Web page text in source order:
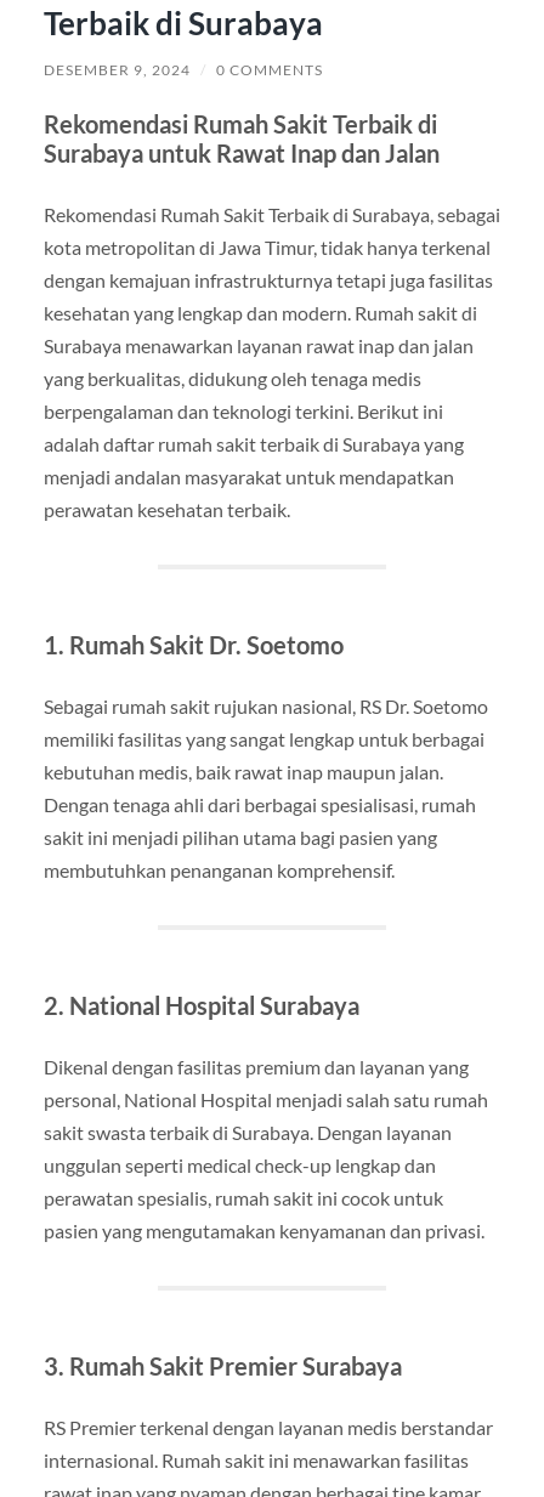
Terbaik di Surabaya
DESEMBER 9, 2024 / 0 COMMENTS
Rekomendasi Rumah Sakit Terbaik di
Surabaya untuk Rawat Inap dan Jalan
Rekomendasi Rumah Sakit Terbaik di Surabaya, sebagai
kota metropolitan di Jawa Timur, tidak hanya terkenal
dengan kemajuan infrastrukturnya tetapi juga fasilitas
kesehatan yang lengkap dan modern. Rumah sakit di
Surabaya menawarkan layanan rawat inap dan jalan
yang berkualitas, didukung oleh tenaga medis
berpengalaman dan teknologi terkini. Berikut ini
adalah daftar rumah sakit terbaik di Surabaya yang
menjadi andalan masyarakat untuk mendapatkan
perawatan kesehatan terbaik.
1. Rumah Sakit Dr. Soetomo
Sebagai rumah sakit rujukan nasional, RS Dr. Soetomo
memiliki fasilitas yang sangat lengkap untuk berbagai
kebutuhan medis, baik rawat inap maupun jalan.
Dengan tenaga ahli dari berbagai spesialisasi, rumah
sakit ini menjadi pilihan utama bagi pasien yang
membutuhkan penanganan komprehensif.
2. National Hospital Surabaya
Dikenal dengan fasilitas premium dan layanan yang
personal, National Hospital menjadi salah satu rumah
sakit swasta terbaik di Surabaya. Dengan layanan
unggulan seperti medical check-up lengkap dan
perawatan spesialis, rumah sakit ini cocok untuk
pasien yang mengutamakan kenyamanan dan privasi.
3. Rumah Sakit Premier Surabaya
RS Premier terkenal dengan layanan medis berstandar
internasional. Rumah sakit ini menawarkan fasilitas